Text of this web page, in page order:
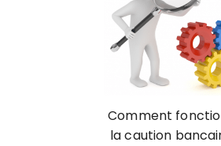
Comment
la caution